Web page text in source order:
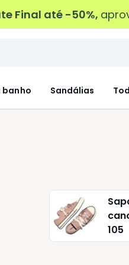
Final até -50%,
banho Sandálias
105